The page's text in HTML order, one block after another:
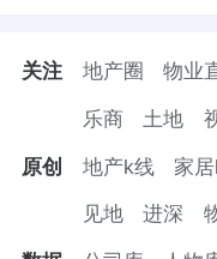
关注 地产圈 物业
乐商 土地
原创 地产k线 家
见地 进深